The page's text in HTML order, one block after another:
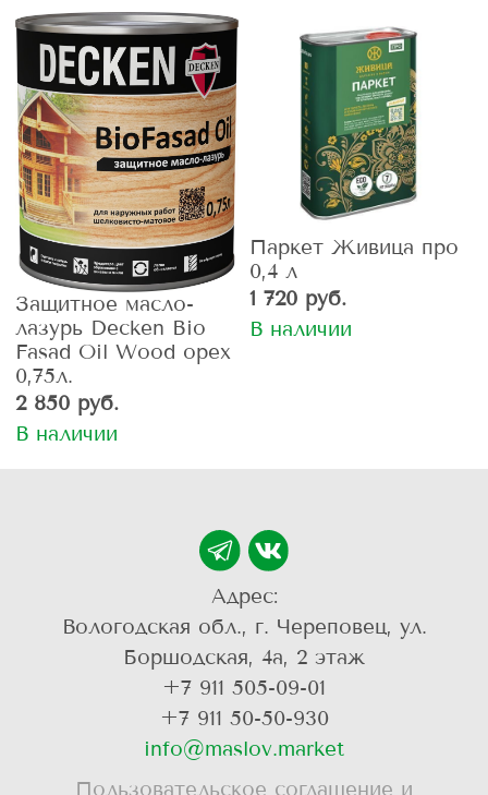
Защитное масло-
лазурь Decken Bio
Fasad Oil Wood орех
0,75л.
2 850 руб.
В наличии
Паркет Живица про
0,4 л
1 720 руб.
В наличии
Адрес:
Вологодская обл., г. Череповец, ул.
Боршодская, 4а, 2 этаж
+7 911 505-09-01
+7 911 50-50-930
info@maslov.market
Пользовательское соглашение и